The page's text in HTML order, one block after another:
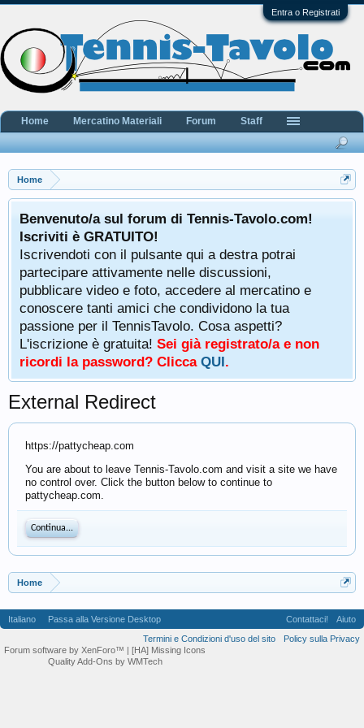
Entra o Registrati
Home
Benvenuto/a sul forum di Tennis-Tavolo.com!
Iscriviti è GRATUITO!
Iscrivendoti con il pulsante qui a destra potrai
partecipare attivamente nelle discussioni,
pubblicare video e foto, accedere al mercatino e
conoscere tanti amici che condividono la tua
passione per il TennisTavolo. Cosa aspetti?
L'iscrizione è gratuita! Sei già registrato/a e non
ricordi la password? Clicca QUI.
External Redirect
https://pattycheap.com
You are about to leave Tennis-Tavolo.com and visit a site we have
no control over. Click the button below to continue to
pattycheap.com.
Continua...
Home
Home Mercatino Materiali Forum Staff
Italiano Passa alla Versione Desktop Contattaci!
Aiuto
Termini e Condizioni d'uso del sito
Policy sulla Privacy
Forum software by XenForo™ | [HA] Missing Icons
Quality Add-Ons by WMTech